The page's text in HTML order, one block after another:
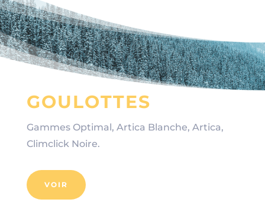
GOULOTTES
Gammes Optimal, Artica Blanche, Artica,
Climclick Noire.
VOIR